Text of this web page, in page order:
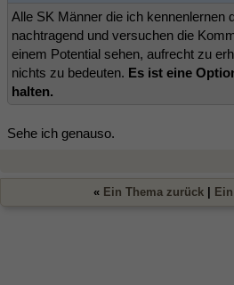
Alle SK Männer die ich kennenlernen
nachtragend und versuchen die
einem Potential sehen, aufrecht zu
nichts zu bedeuten. Es ist eine
halten.
Sehe ich genauso.
« Ein Thema zurück |